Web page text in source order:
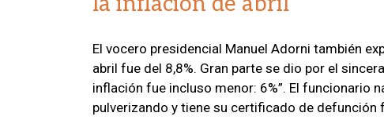
El vocero presidencial Manuel Adorni también
abril fue del 8,8%. Gran parte se dio por el
inflación fue incluso menor: 6%”. El funcionario
pulverizando y tiene su certificado de defunción